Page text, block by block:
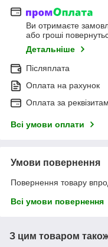
Ви отримаєте
або гроші
Детальніше
Післяплата
Оплата на рахунок
Оплата за
Всі умови оплати
Умови повернення
Повернення товару
Всі умови повернення
З цим товаром